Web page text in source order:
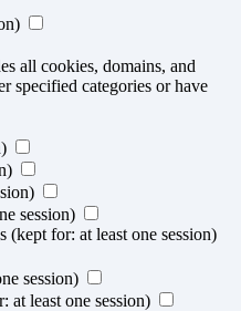
all cookies, domains, and
specified categories or have
session)
(kept for: at least one session)
session)
at least one session)